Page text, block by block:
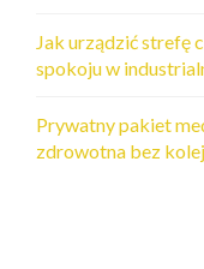
Jak urządzić strefę
spokoju w
Prywatny pakiet
zdrowotna bez